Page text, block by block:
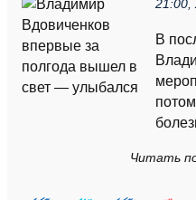
21:00,
В
Читать